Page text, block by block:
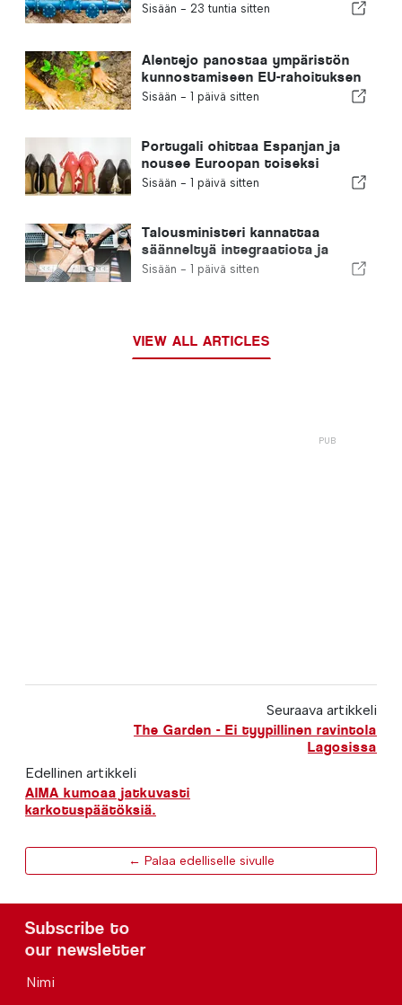
Sisään - 23 tuntia sitten
Alentejo panostaa ympäristön
kunnostamiseen EU-rahoituksen
avulla
Sisään - 1 päivä sitten
Portugali ohittaa Espanjan ja
nousee Euroopan toiseksi
suurimmaksi jalkineiden
Sisään - 1 päivä sitten
Talousministeri kannattaa
säänneltyä integraatiota ja
takaa maahanmuuttajille
Sisään - 1 päivä sitten
VIEW ALL ARTICLES
Seuraava artikkeli
The Garden - Ei tyypillinen ravintola
Lagosissa
Edellinen artikkeli
AIMA kumoaa jatkuvasti
karkotuspäätöksiä.
← Palaa edelliselle sivulle
Subscribe to
our newsletter
Nimi